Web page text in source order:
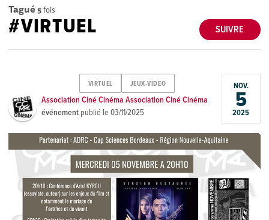
Tagué 5fois
SUIVRE
#VIRTUEL
VIRTUEL JEUX-VIDEO
Association Ciné Cinéma Association Ciné Cinéma
événement publié le03/11/2025
NOV.
5
2025